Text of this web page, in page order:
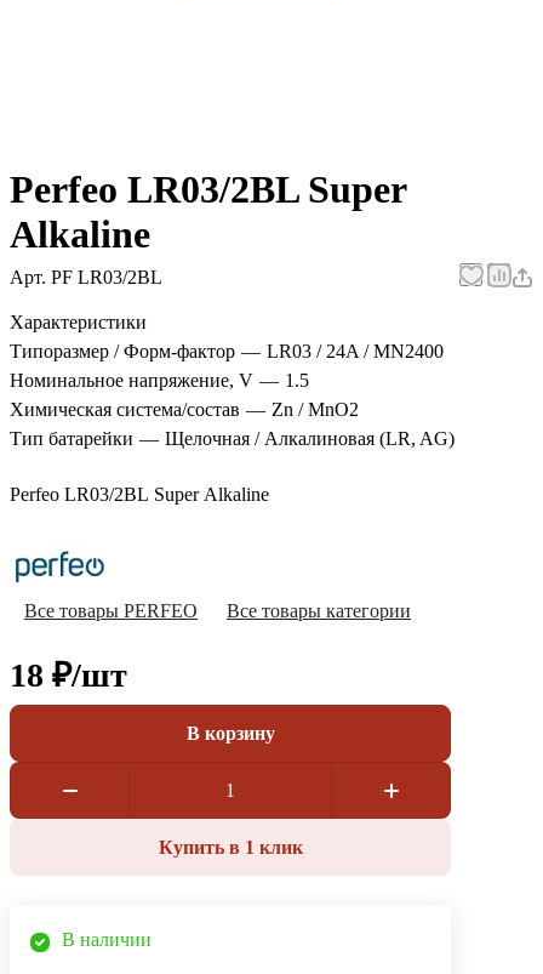
Perfeo LR03/2BL Super
Alkaline
Арт. PF LR03/2BL
Характеристики
Типоразмер / Форм-фактор — LR03 / 24A / MN2400
Номинальное напряжение, V — 1.5
Химическая система/состав — Zn / MnO2
Тип батарейки — Щелочная / Алкалиновая (LR, AG)
Perfeo LR03/2BL Super Alkaline
Все товары PERFEO Все товары категории
18 ₽/шт
В корзину
Купить в 1 клик
В наличии